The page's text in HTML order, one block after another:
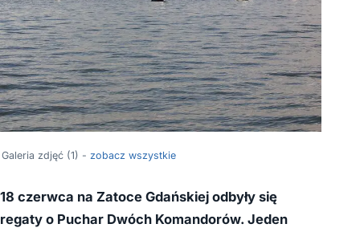
Galeria zdjęć (1) - zobacz wszystkie
18 czerwca na Zatoce Gdańskiej odbyły się
regaty o Puchar Dwóch Komandorów. Jeden